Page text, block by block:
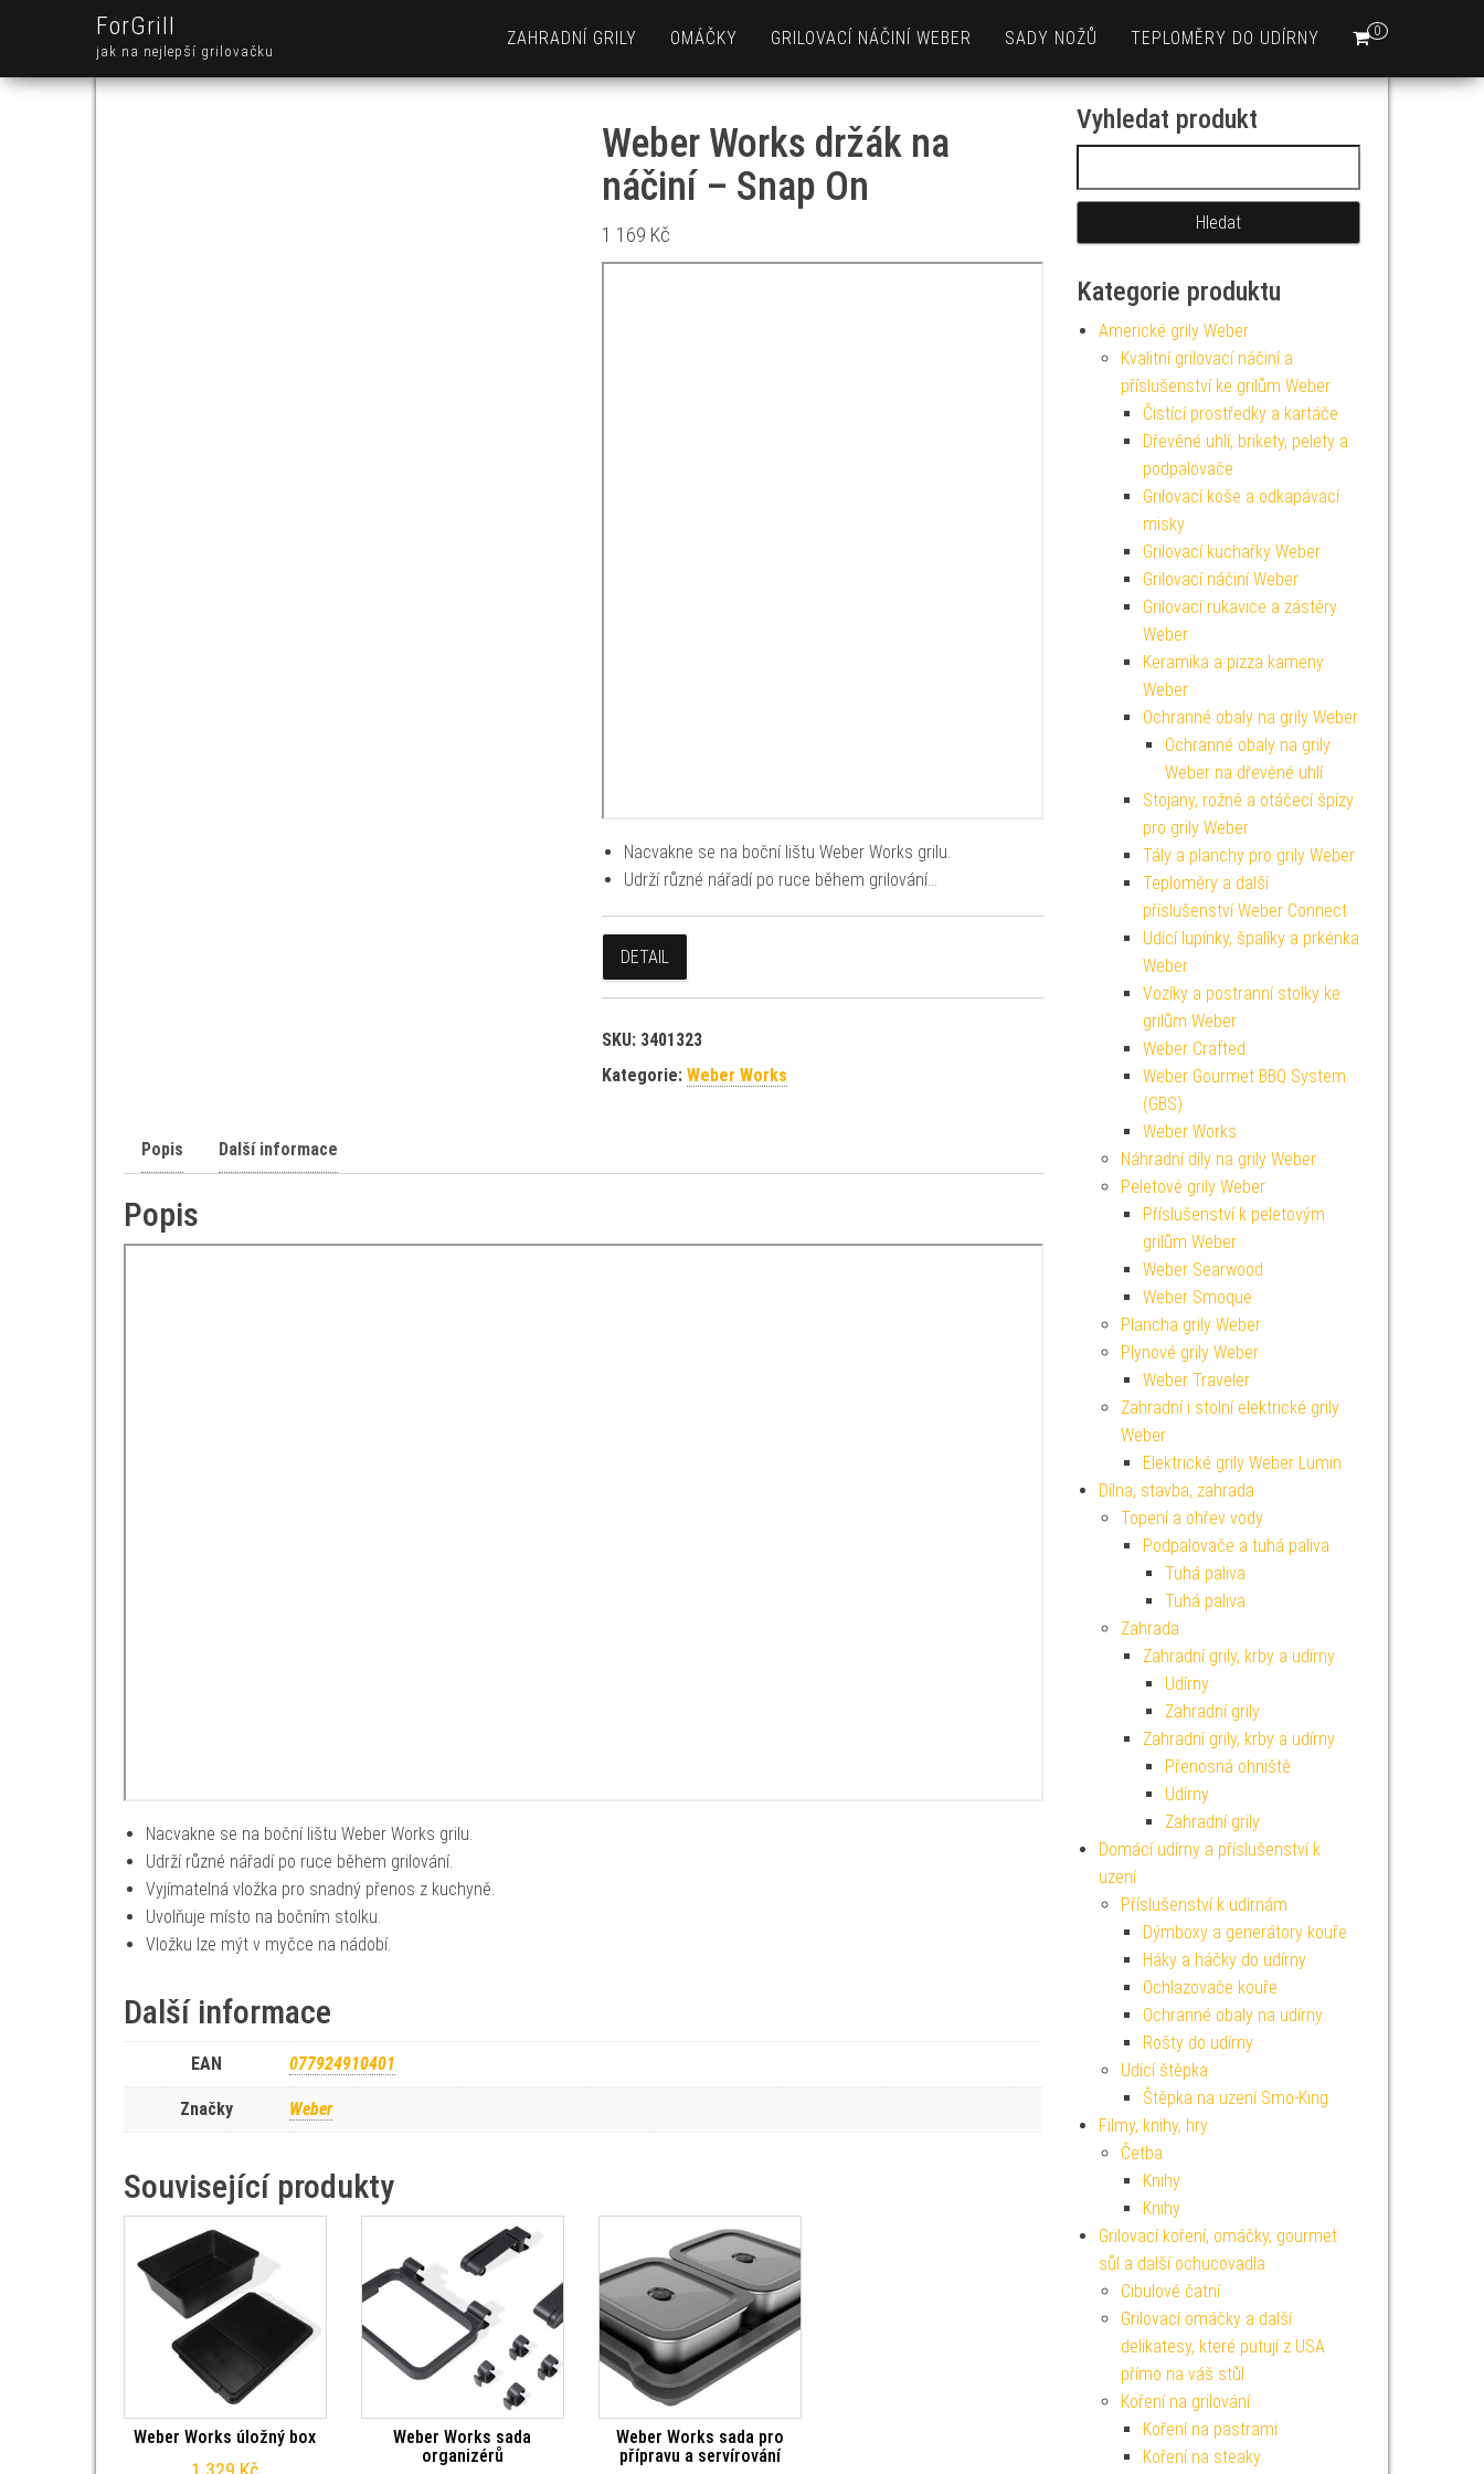
ForGrill
jak na nejlepší grilovačku
0
ZAHRADNÍ GRILY OMÁČKY GRILOVACÍ NÁČINÍ WEBER SADY NOŽŮ TEPLOMĚRY DO UDÍRNY
Weber Works držák na
náčiní – Snap On
1 169 Kč
Nacvakne se na boční lištu Weber Works grilu.
Udrží různé nářadí po ruce během grilování…
DETAIL
SKU: 3401323
Kategorie: Weber Works
Popis Další informace
Popis
Nacvakne se na boční lištu Weber Works grilu.
Udrží různé nářadí po ruce během grilování.
Vyjímatelná vložka pro snadný přenos z kuchyně.
Uvolňuje místo na bočním stolku.
Vložku lze mýt v myčce na nádobí.
Další informace
EAN 077924910401
Značky Weber
Související produkty
Weber Works úložný box
Weber Works sada
organizérů
Weber Works sada pro
přípravu a servírování
Vyhledat produkt
Kategorie produktu
Americké grily Weber
Kvalitní grilovací náčiní a
příslušenství ke grilům Weber
Čistící prostředky a kartáče
Dřevěné uhlí, brikety, pelety a
podpalovače
Grilovací koše a odkapávací
misky
Grilovací kuchařky Weber
Grilovací náčiní Weber
Grilovací rukavice a zástěry
Weber
Keramika a pizza kameny
Weber
Ochranné obaly na grily Weber
Ochranné obaly na grily
Weber na dřevěné uhlí
Stojany, rožně a otáčecí špízy
pro grily Weber
Tály a planchy pro grily Weber
Teploměry a další
příslušenství Weber Connect
Udící lupínky, špalíky a prkénka
Weber
Vozíky a postranní stolky ke
grilům Weber
Weber Crafted
Weber Gourmet BBQ System
(GBS)
Weber Works
Náhradní díly na grily Weber
Peletové grily Weber
Příslušenství k peletovým
grilům Weber
Weber Searwood
Weber Smoque
Plancha grily Weber
Plynové grily Weber
Weber Traveler
Zahradní i stolní elektrické grily
Weber
Elektrické grily Weber Lumin
Dílna, stavba, zahrada
Topení a ohřev vody
Podpalovače a tuhá paliva
Tuhá paliva
Tuhá paliva
Zahrada
Zahradní grily, krby a udírny
Udírny
Zahradní grily
Zahradní grily, krby a udírny
Přenosná ohniště
Udírny
Zahradní grily
Domácí udírny a příslušenství k
uzení
Příslušenství k udírnám
Dýmboxy a generátory kouře
Háky a háčky do udírny
Ochlazovače kouře
Ochranné obaly na udírny
Rošty do udírny
Udící štěpka
Štěpka na uzení Smo-King
Filmy, knihy, hry
Četba
Knihy
Knihy
Grilovací koření, omáčky, gourmet
sůl a další ochucovadla
Cibulové čatní
Grilovací omáčky a další
delikatesy, které putují z USA
přímo na váš stůl
Koření na grilování
Koření na pastrami
Koření na steaky